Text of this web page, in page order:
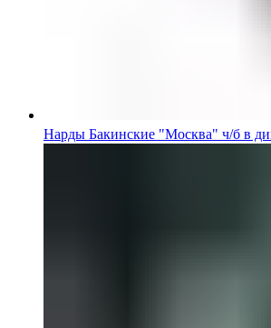
Нарды Бакинские "Москва" ч/б в